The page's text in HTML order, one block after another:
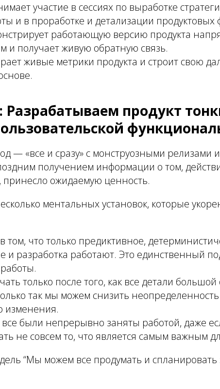
участие в сессиях по выработке
и в проработке и детализации продуктовых
работающую версию продукта
и получает живую обратную связь.
живые метрики продукта и строит свою
Разрабатываем продукт
— «все и сразу» с монструозными релизами
получением информации о том,
принесло ожидаемую ценность.
ментальных установок, которые
том, что только предиктивное,
и разработка работают. Это единственный
только после того, как все детали большой
так мы можем снизить
изменения.
были непрерывно заняты работой, даже
не совсем то, что является самым важным
“Мы можем все продумать и спланировать